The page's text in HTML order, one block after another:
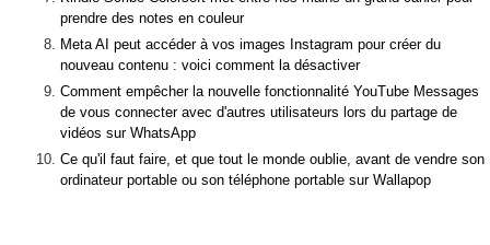
prendre des notes en couleur
Meta AI peut accéder à vos images Instagram pour créer du
nouveau contenu : voici comment la désactiver
Comment empêcher la nouvelle fonctionnalité YouTube Messages
de vous connecter avec d'autres utilisateurs lors du partage de
vidéos sur WhatsApp
Ce qu'il faut faire, et que tout le monde oublie, avant de vendre son
ordinateur portable ou son téléphone portable sur Wallapop